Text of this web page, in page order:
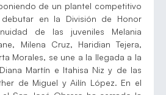
de un plantel competitivo
en la División de Honor
de las juveniles Melania
Milena Cruz, Haridian Tejera,
Morales, se une a la llegada a la
Martín e Itahisa Niz y de las
de Miguel y Ailín López. En el